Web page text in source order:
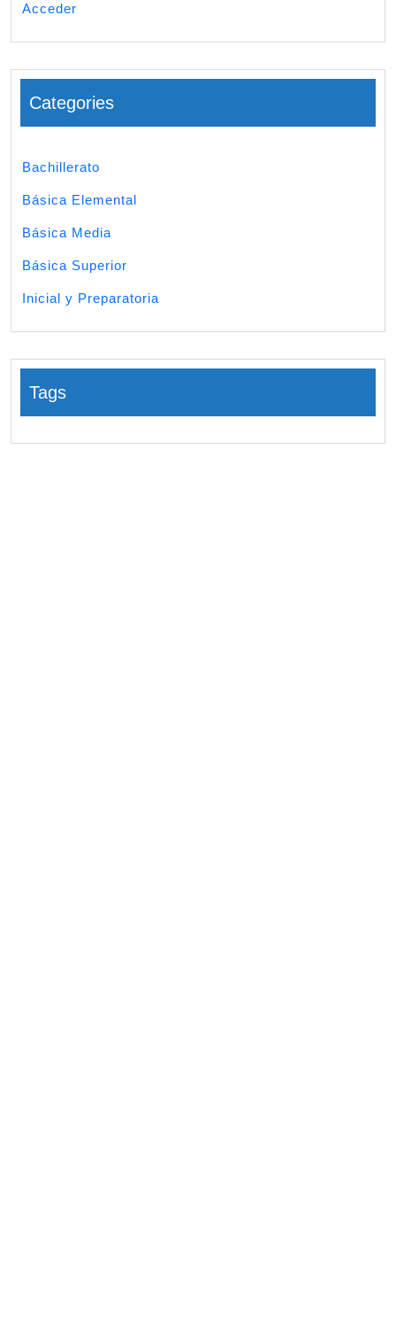
Acceder
Categories
Bachillerato
Básica Elemental
Básica Media
Básica Superior
Inicial y Preparatoria
Tags